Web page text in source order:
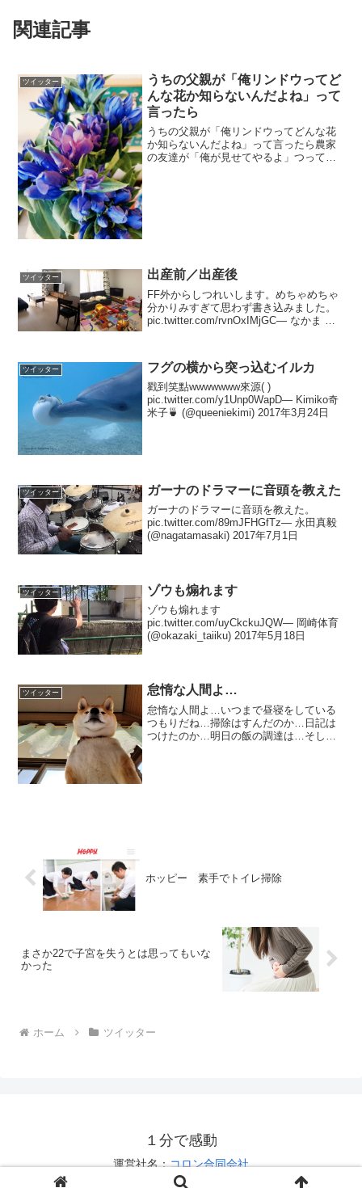
関連記事
ツイッター
うちの父親が「俺リンドウってど
んな花か知らないんだよね」って
言ったら
うちの父親が「俺リンドウってどんな花
か知らないんだよね」って言ったら農家
の友達が「俺が見せてやるよ」つって花
ツイッター 出産前／出産後
FF外からしつれいします。めちゃめちゃ
分かりみすぎて思わず書き込みました。
pic.twitter.com/rvnOxIMjGC— なかま さ
ツイッター フグの横から突っ込むイルカ
戳到笑點wwwwwww來源( )
pic.twitter.com/y1Unp0WapD— Kimiko奇
米子🍵 (@queeniekimi) 2017年3月24日
ツイッター ガーナのドラマーに音頭を教えた
ガーナのドラマーに音頭を教えた。
pic.twitter.com/89mJFHGfTz— 永田真毅
(@nagatamasaki) 2017年7月1日
ツイッター ゾウも煽れます
ゾウも煽れます
pic.twitter.com/uyCkckuJQW— 岡崎体育
(@okazaki_taiiku) 2017年5月18日
ツイッター 怠惰な人間よ…
怠惰な人間よ…いつまで昼寝をしている
つもりだね…掃除はすんだのか…日記は
つけたのか…明日の飯の調達は…そして
ホッピー 素手でトイレ掃除
まさか22で子宮を失うとは思ってもいな
かった
ホーム ツイッター
１分で感動
運営社名：コロン合同会社
お問い合わせは